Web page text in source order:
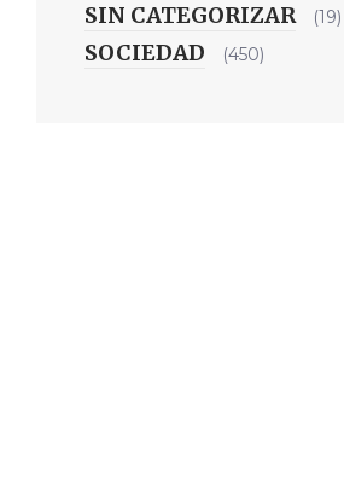
SIN CATEGORIZAR (19)
SOCIEDAD (450)